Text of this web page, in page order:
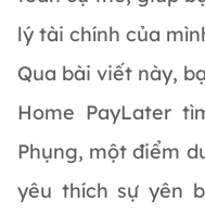
lý tài chính của
Qua bài viết này,
Home PayLater
Phụng, một điểm
yêu thích sự yên